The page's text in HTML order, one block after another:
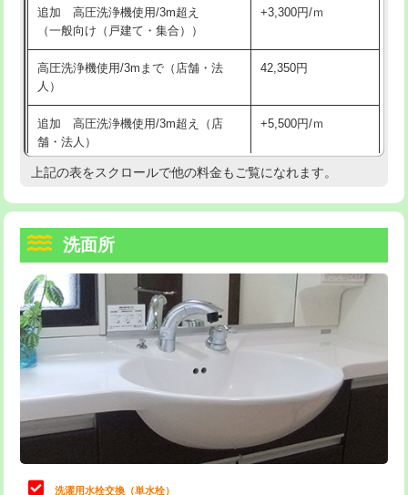
マス交換（深さ50㎝以上） 66,000円
コンクリート斫り（厚さ10㎝まで） 27,500円
コンクリート斫り（厚さ10㎝超え）
モルタル補修（厚さ10㎝まで）
モルタル補修（厚さ10㎝超え） 38,500円
洗面台設置 38,500円
追加人工
廃棄・処分 現場見積
※給水管工事は20mmまでの価格です。
持込商品取付（混合水栓） 16,500円
給水管工事※（ホール加工)
給水管工事※（バンド止め) 3,300円
給水管工事※（支持金具設置) 5,500円
給水管工事※（保温材使用（バンド止
め込み）)
5,500円
給水管工事※（土の掘削・埋め戻し作
業)
11,000円
給水管工事※（塩ビ管（VP・HI）使
用/3ｍまで)
33,000円
給水管工事※（塩ビ管（VP・HI）使
用（追加）/3ｍ超え)
給水管工事※（ライニング鋼管・銅
管・ポリ管・HT管使用/3ｍまで)
44,000円
給水管工事※（ライニング鋼管・銅
追加 高圧洗浄機使用/3m超え
（一般向け（戸建て・集合））
+3,300円/ｍ
高圧洗浄機使用/3mまで（店舗・法
人）
42,350円
追加 高圧洗浄機使用/3m超え（店
舗・法人）
+5,500円/ｍ
高度高圧洗浄換 現地調査
トーラー機使用/3mまで
追加トーラー機使用/3m超え +3,300円
カメラ調査 33,000円
桝清掃
止水・漏水調査・防水処理・清掃・修
理・調整・分解・加工など（軽作業）
11,000円
止水・漏水調査・防水処理・清掃・修
理・調整・分解・加工など（中作業）
22,000円
上記の表をスクロールで他の料金もご覧になれます。
洗面所
洗濯用水栓交換（単水栓）